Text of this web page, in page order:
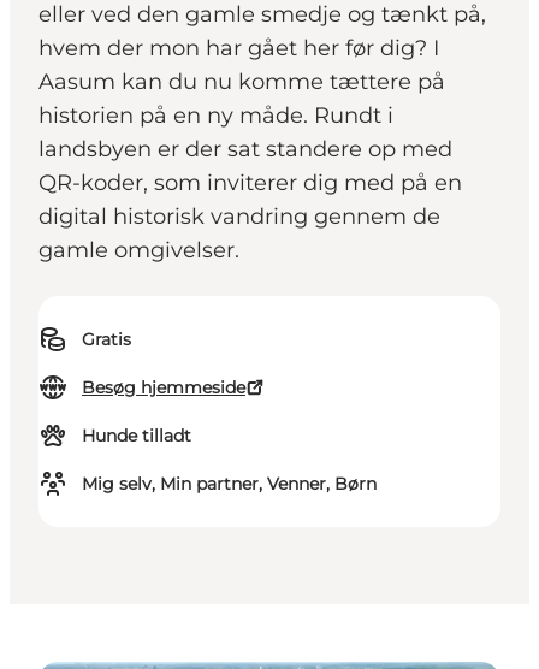
eller ved den gamle smedje og tænkt på,
hvem der mon har gået her før dig? I
Aasum kan du nu komme tættere på
historien på en ny måde. Rundt i
landsbyen er der sat standere op med
QR-koder, som inviterer dig med på en
digital historisk vandring gennem de
gamle omgivelser.
Gratis
Besøg hjemmeside
Hunde tilladt
Mig selv, Min partner, Venner, Børn